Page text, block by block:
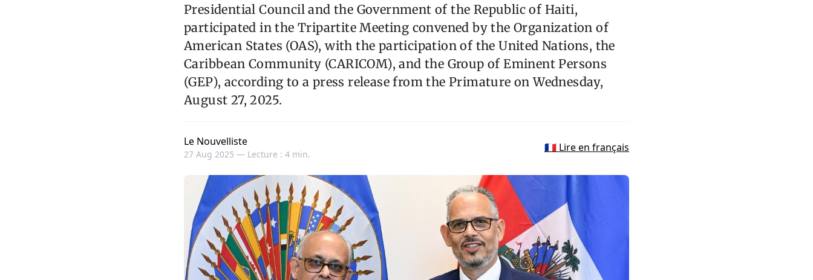
Presidential Council and the Government of the Republic of Haiti,
participated in the Tripartite Meeting convened by the Organization of
American States (OAS), with the participation of the United Nations, the
Caribbean Community (CARICOM), and the Group of Eminent Persons
(GEP), according to a press release from the Primature on Wednesday,
August 27, 2025.
Le Nouvelliste
27 Aug 2025 — Lecture : 4 min.
🇫🇷 Lire en français